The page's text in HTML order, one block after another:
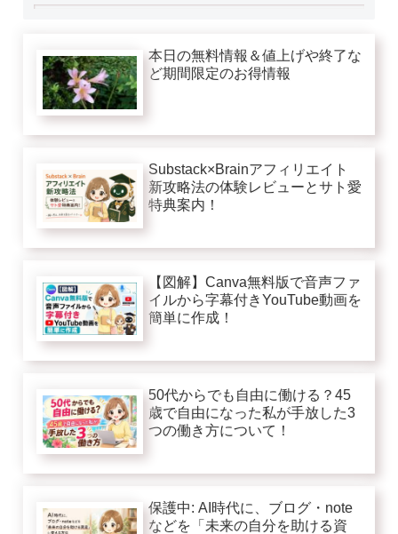
本日の無料情報＆値上げや終了な
ど期間限定のお得情報
Substack×Brainアフィリエイト
新攻略法の体験レビューとサト愛
特典案内！
【図解】Canva無料版で音声ファ
イルから字幕付きYouTube動画を
簡単に作成！
50代からでも自由に働ける？45
歳で自由になった私が手放した3
つの働き方について！
保護中: AI時代に、ブログ・note
などを「未来の自分を助ける資